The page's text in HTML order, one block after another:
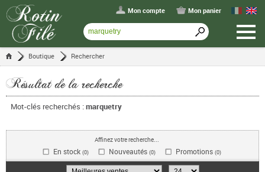
Mon compte Mon panier
Boutique Rechercher
Résultat de la recherche
Mot-clés recherchés :marquetry
Affinez votre recherche...
En stock (0) Nouveautés (0) Promotions (0)